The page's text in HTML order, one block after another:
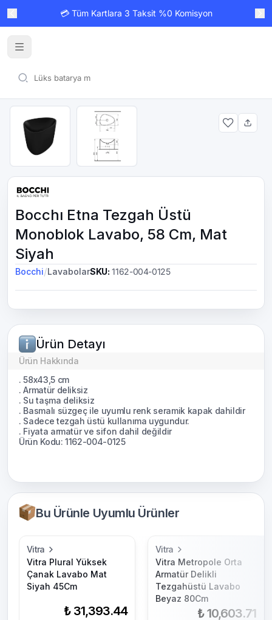
💳 Tüm Kartlara 3 Taksit %0 Komisyon
Bocchı Etna Tezgah Üstü
Monoblok Lavabo, 58 Cm, Mat
Siyah
Bocchi/LavabolarSKU: 1162-004-0125
Bu Ürünle Uyumlu Ürünler
Vitra
Vitra Plural Yüksek
Çanak Lavabo Mat
Siyah 45Cm
₺ 31,393.44
Vitra
Vitra Metropole Orta
Armatür Delikli
Tezgahüstü Lavabo
Beyaz 80Cm
₺ 10,603.71
Ürün Detayı
Ürün Hakkında
. 58x43,5 cm
. Armatür deliksiz
. Su taşma deliksiz
. Basmalı süzgeç ile uyumlu renk seramik kapak dahildir
. Sadece tezgah üstü kullanıma uygundur.
. Fiyata armatür ve sifon dahil değildir
Ürün Kodu: 1162-004-0125